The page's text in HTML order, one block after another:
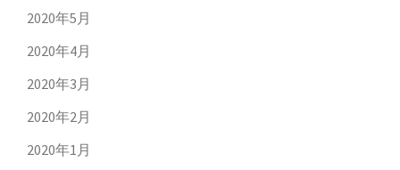
2020年5月
2020年4月
2020年3月
2020年2月
2020年1月